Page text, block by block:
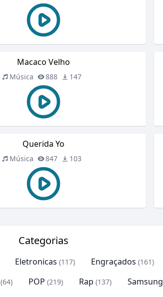
Macaco Velho
Música 888 147
Querida Yo
Música 847 103
Categorias
Eletronicas (117) Engraçados (161)
(64) POP (219) Rap (137) Samsung